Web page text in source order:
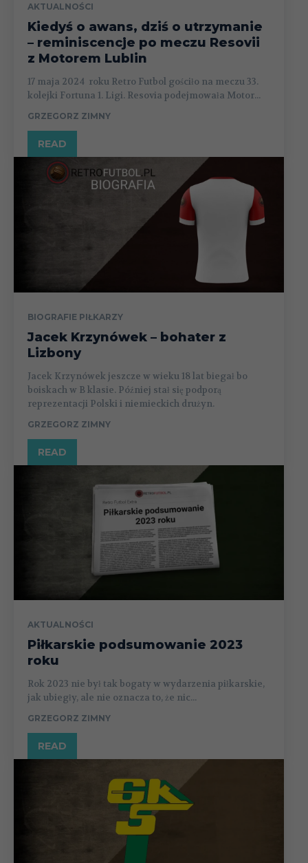
AKTUALNOŚCI
Kiedyś o awans, dziś o utrzymanie
– reminiscencje po meczu Resovii
z Motorem Lublin
17 maja 2024 roku Retro Futbol gościło na meczu 33.
kolejki Fortuna 1. Ligi. Resovia podejmowała Motor...
GRZEGORZ ZIMNY
READ
BIOGRAFIE PIŁKARZY
Jacek Krzynówek – bohater z
Lizbony
Jacek Krzynówek jeszcze w wieku 18 lat biegał bo
boiskach w B klasie. Później stał się podporą
reprezentacji Polski i niemieckich drużyn.
GRZEGORZ ZIMNY
READ
AKTUALNOŚCI
Piłkarskie podsumowanie 2023
roku
Rok 2023 nie był tak bogaty w wydarzenia piłkarskie,
jak ubiegły, ale nie oznacza to, że nic...
GRZEGORZ ZIMNY
READ